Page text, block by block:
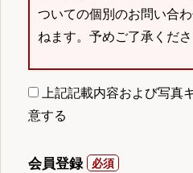
ついての個別のお問い合
ねます。予めご了承くださ
上記記載内容および写真
意する
会員登録